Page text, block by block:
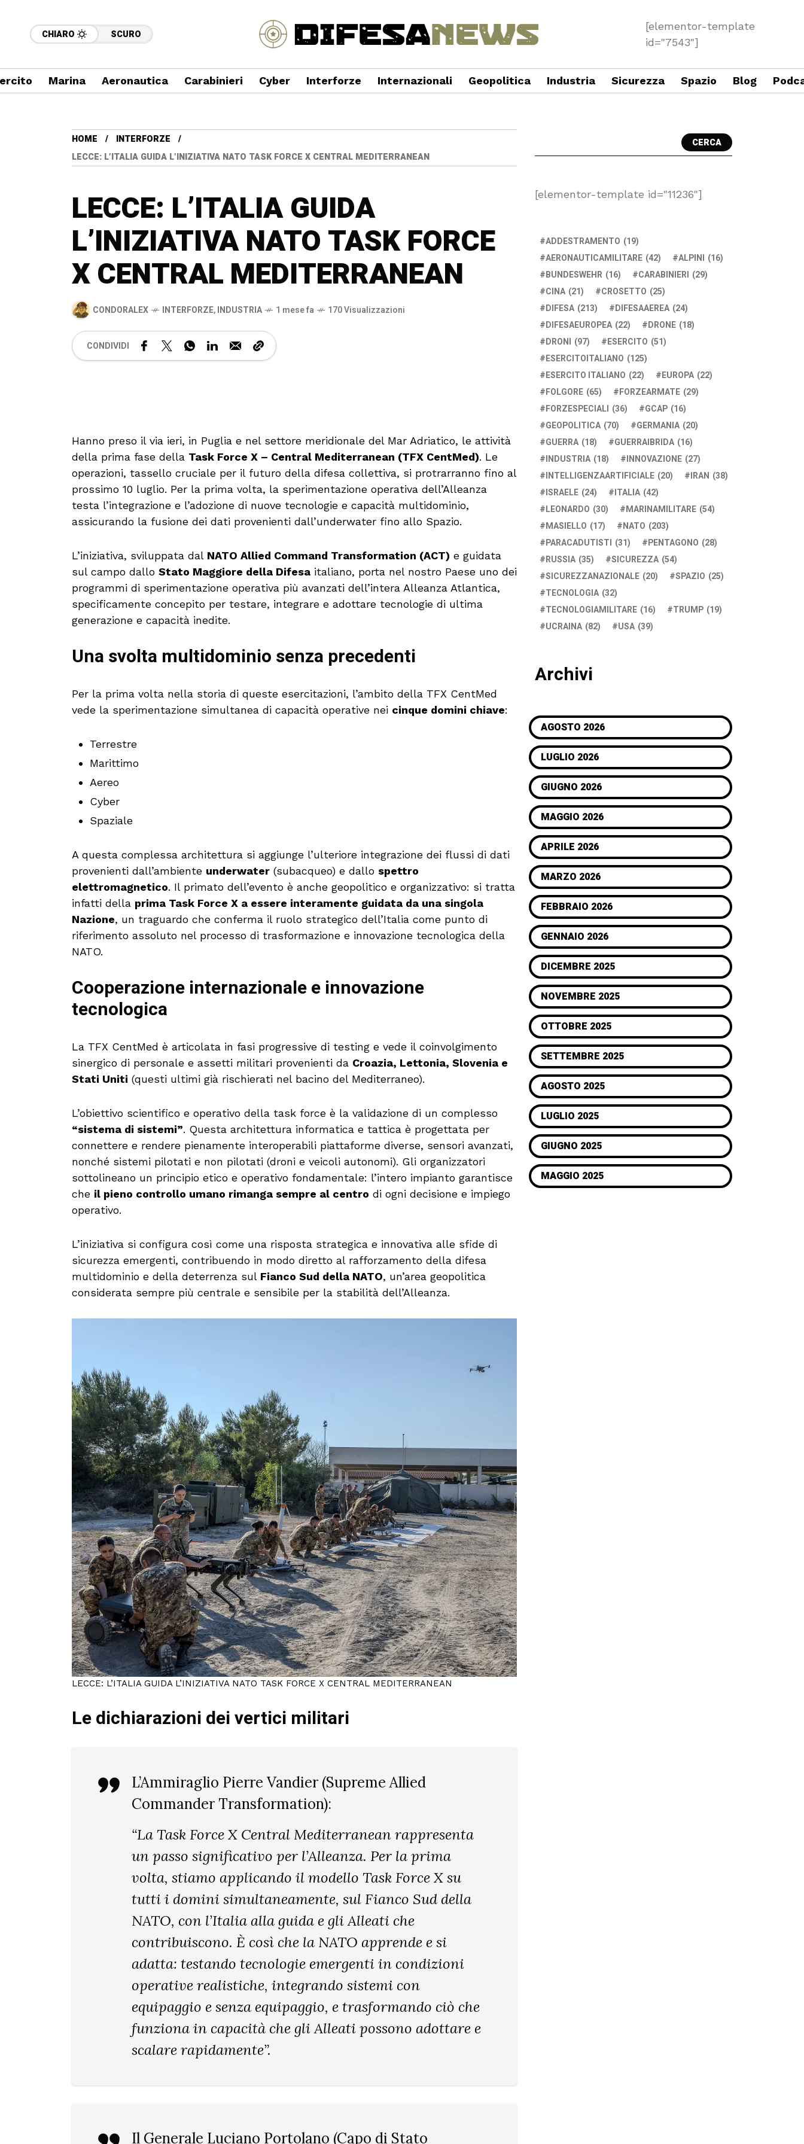
CHIARO SCURO
[elementor-template
id="7543"]
Marina Aeronautica Carabinieri Cyber Interforze Internazionali Geopolitica Industria Sicurezza Spazio Blog
HOME
INTERFORZE
LECCE: L’ITALIA GUIDA L’INIZIATIVA NATO TASK FORCE X CENTRAL MEDITERRANEAN
LECCE: L’ITALIA GUIDA
L’INIZIATIVA NATO TASK FORCE
X CENTRAL MEDITERRANEAN
CONDORALEX INTERFORZE,INDUSTRIA 1 mese fa 170 Visualizzazioni
CONDIVIDI
Hanno preso il via ieri, in Puglia e nel settore meridionale del Mar Adriatico, le attività
della prima fase della Task Force X – Central Mediterranean (TFX CentMed). Le
operazioni, tassello cruciale per il futuro della difesa collettiva, si protrarranno fino al
prossimo 10 luglio. Per la prima volta, la sperimentazione operativa dell’Alleanza
testa l’integrazione e l’adozione di nuove tecnologie e capacità multidominio,
assicurando la fusione dei dati provenienti dall’underwater fino allo Spazio.
L’iniziativa, sviluppata dal NATO Allied Command Transformation (ACT) e guidata
sul campo dallo Stato Maggiore della Difesa italiano, porta nel nostro Paese uno dei
programmi di sperimentazione operativa più avanzati dell’intera Alleanza Atlantica,
specificamente concepito per testare, integrare e adottare tecnologie di ultima
generazione e capacità inedite.
Una svolta multidominio senza precedenti
Per la prima volta nella storia di queste esercitazioni, l’ambito della TFX CentMed
vede la sperimentazione simultanea di capacità operative nei cinque domini chiave:
Terrestre
Marittimo
Aereo
Cyber
Spaziale
A questa complessa architettura si aggiunge l’ulteriore integrazione dei flussi di dati
provenienti dall’ambiente underwater (subacqueo) e dallo spettro
elettromagnetico. Il primato dell’evento è anche geopolitico e organizzativo: si tratta
infatti della prima Task Force X a essere interamente guidata da una singola
Nazione, un traguardo che conferma il ruolo strategico dell’Italia come punto di
riferimento assoluto nel processo di trasformazione e innovazione tecnologica della
NATO.
Cooperazione internazionale e innovazione
tecnologica
La TFX CentMed è articolata in fasi progressive di testing e vede il coinvolgimento
sinergico di personale e assetti militari provenienti da Croazia, Lettonia, Slovenia e
Stati Uniti (questi ultimi già rischierati nel bacino del Mediterraneo).
L’obiettivo scientifico e operativo della task force è la validazione di un complesso
“sistema di sistemi”. Questa architettura informatica e tattica è progettata per
connettere e rendere pienamente interoperabili piattaforme diverse, sensori avanzati,
nonché sistemi pilotati e non pilotati (droni e veicoli autonomi). Gli organizzatori
sottolineano un principio etico e operativo fondamentale: l’intero impianto garantisce
che il pieno controllo umano rimanga sempre al centro di ogni decisione e impiego
operativo.
L’iniziativa si configura così come una risposta strategica e innovativa alle sfide di
sicurezza emergenti, contribuendo in modo diretto al rafforzamento della difesa
multidominio e della deterrenza sul Fianco Sud della NATO, un’area geopolitica
considerata sempre più centrale e sensibile per la stabilità dell’Alleanza.
LECCE: L’ITALIA GUIDA L’INIZIATIVA NATO TASK FORCE X CENTRAL MEDITERRANEAN
Le dichiarazioni dei vertici militari
L’Ammiraglio Pierre Vandier (Supreme Allied
Commander Transformation):
“La Task Force X Central Mediterranean rappresenta
un passo significativo per l’Alleanza. Per la prima
volta, stiamo applicando il modello Task Force X su
tutti i domini simultaneamente, sul Fianco Sud della
NATO, con l’Italia alla guida e gli Alleati che
contribuiscono. È così che la NATO apprende e si
adatta: testando tecnologie emergenti in condizioni
operative realistiche, integrando sistemi con
equipaggio e senza equipaggio, e trasformando ciò che
funziona in capacità che gli Alleati possono adottare e
scalare rapidamente”.
Il Generale Luciano Portolano (Capo di Stato
CERCA
[elementor-template id="11236"]
ADDESTRAMENTO (19)
AERONAUTICAMILITARE (42) ALPINI (16)
BUNDESWEHR (16) CARABINIERI (29)
CINA (21) CROSETTO (25)
DIFESA (213) DIFESAAEREA (24)
DIFESAEUROPEA (22) DRONE (18)
DRONI (97) ESERCITO (51)
ESERCITOITALIANO (125)
ESERCITO ITALIANO (22) EUROPA (22)
FOLGORE (65) FORZEARMATE (29)
FORZESPECIALI (36) GCAP (16)
GEOPOLITICA (70) GERMANIA (20)
GUERRA (18) GUERRAIBRIDA (16)
INDUSTRIA (18) INNOVAZIONE (27)
INTELLIGENZAARTIFICIALE (20) IRAN (38)
ISRAELE (24) ITALIA (42)
LEONARDO (30) MARINAMILITARE (54)
MASIELLO (17) NATO (203)
PARACADUTISTI (31) PENTAGONO (28)
RUSSIA (35) SICUREZZA (54)
SICUREZZANAZIONALE (20) SPAZIO (25)
TECNOLOGIA (32)
TECNOLOGIAMILITARE (16) TRUMP (19)
UCRAINA (82) USA (39)
Archivi
AGOSTO 2026
LUGLIO 2026
GIUGNO 2026
MAGGIO 2026
APRILE 2026
MARZO 2026
FEBBRAIO 2026
GENNAIO 2026
DICEMBRE 2025
NOVEMBRE 2025
OTTOBRE 2025
SETTEMBRE 2025
AGOSTO 2025
LUGLIO 2025
GIUGNO 2025
MAGGIO 2025